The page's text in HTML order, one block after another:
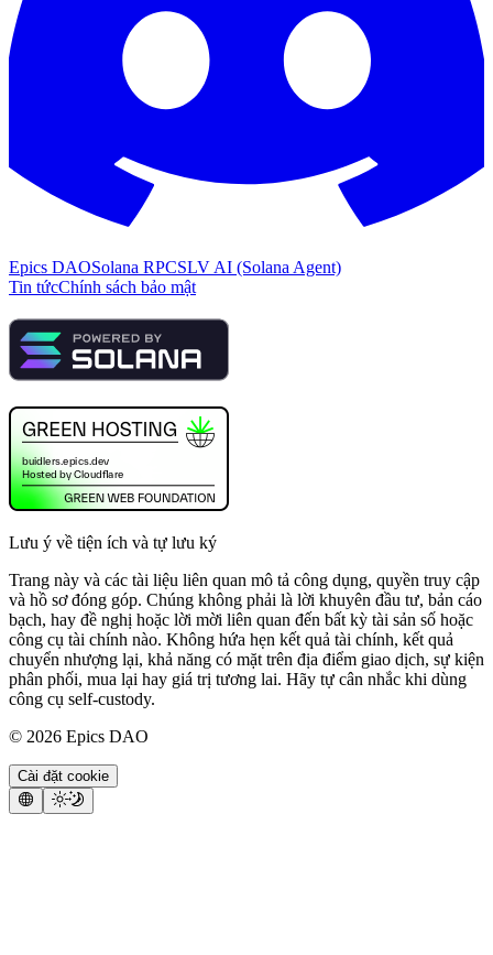
Epics DAOSolana RPCSLV AI (Solana Agent)
Tin tứcChính sách bảo mật
Lưu ý về tiện ích và tự lưu ký
Trang này và các tài liệu liên quan mô tả công dụng, quyền truy cập
và hồ sơ đóng góp. Chúng không phải là lời khuyên đầu tư, bản cáo
bạch, hay đề nghị hoặc lời mời liên quan đến bất kỳ tài sản số hoặc
công cụ tài chính nào. Không hứa hẹn kết quả tài chính, kết quả
chuyển nhượng lại, khả năng có mặt trên địa điểm giao dịch, sự kiện
phân phối, mua lại hay giá trị tương lai. Hãy tự cân nhắc khi dùng
công cụ self-custody.
© 2026 Epics DAO
Cài đặt cookie